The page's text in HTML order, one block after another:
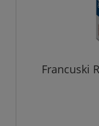
Francuski